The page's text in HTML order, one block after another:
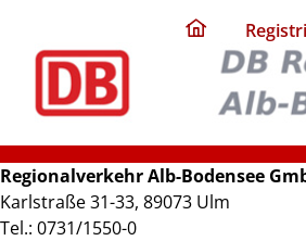
home
page
Regionalverkehr Alb-Bodensee
Karlstraße 31-33, 89073 Ulm
Tel.: 0731/1550-0